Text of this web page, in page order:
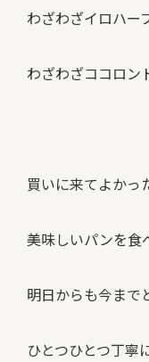
わざわざイロハー
わざわざココロン
買いに来てよかっ
美味しいパンを食
明日からも今まで
ひとつひとつ丁寧